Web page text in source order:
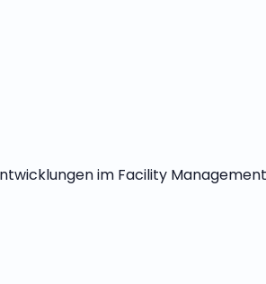
im Facility